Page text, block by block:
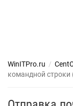
WinITPro.ru /
командной строки